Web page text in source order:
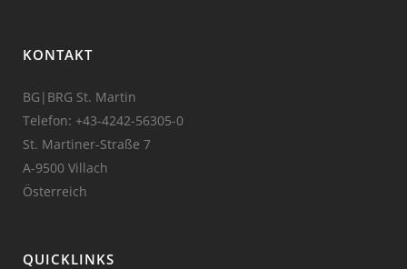
KONTAKT
BG|BRG St. Martin
Telefon: +43-4242-56305-0
St. Martiner-Straße 7
A-9500 Villach
Österreich
QUICKLINKS